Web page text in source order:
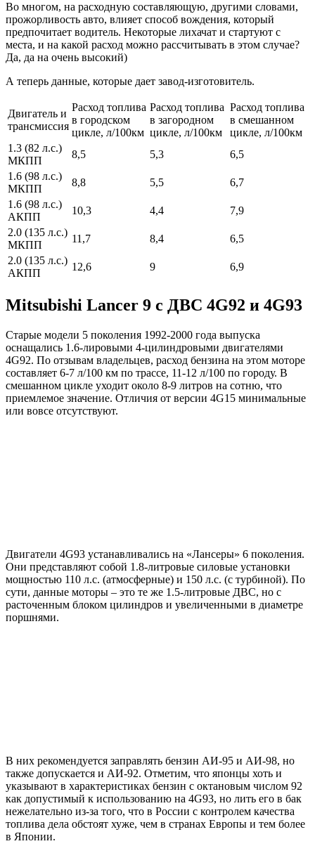
Во многом, на расходную составляющую, другими словами,
прожорливость авто, влияет способ вождения, который
предпочитает водитель. Некоторые лихачат и стартуют с
места, и на какой расход можно рассчитывать в этом случае?
Да, да на очень высокий)
А теперь данные, которые дает завод-изготовитель.
Двигатель и
трансмиссия
Расход топлива
в городском
цикле, л/100км
Расход топлива
в загородном
цикле, л/100км
Расход топлива
в смешанном
цикле, л/100км
1.3 (82 л.с.)
МКПП
8,5 5,3
6,5
1.6 (98 л.с.)
МКПП
8,8 5,5
6,7
1.6 (98 л.с.)
АКПП
10,3 4,4
7,9
2.0 (135 л.с.)
МКПП
11,7 8,4
6,5
2.0 (135 л.с.)
АКПП
12,6 9 6,9
Mitsubishi Lancer 9 с ДВС 4G92 и 4G93
Старые модели 5 поколения 1992-2000 года выпуска
оснащались 1.6-лировыми 4-цилиндровыми двигателями
4G92. По отзывам владельцев, расход бензина на этом моторе
составляет 6-7 л/100 км по трассе, 11-12 л/100 по городу. В
смешанном цикле уходит около 8-9 литров на сотню, что
приемлемое значение. Отличия от версии 4G15 минимальные
или вовсе отсутствуют.
Двигатели 4G93 устанавливались на «Лансеры» 6 поколения.
Они представляют собой 1.8-литровые силовые установки
мощностью 110 л.с. (атмосферные) и 150 л.с. (с турбиной). По
сути, данные моторы – это те же 1.5-литровые ДВС, но с
расточенным блоком цилиндров и увеличенными в диаметре
поршнями.
В них рекомендуется заправлять бензин АИ-95 и АИ-98, но
также допускается и АИ-92. Отметим, что японцы хоть и
указывают в характеристиках бензин с октановым числом 92
как допустимый к использованию на 4G93, но лить его в бак
нежелательно из-за того, что в России с контролем качества
топлива дела обстоят хуже, чем в странах Европы и тем более
в Японии.